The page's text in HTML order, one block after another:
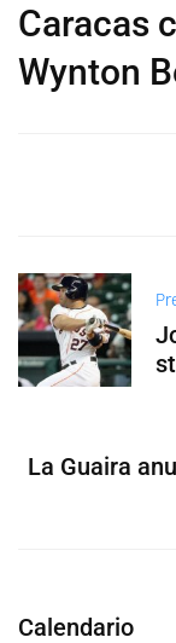
Caracas
Wynton
La Guaira
Calendario